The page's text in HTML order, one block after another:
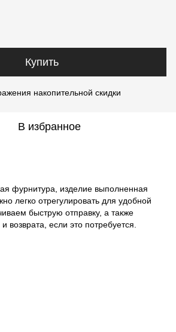
Купить
накопительной скидки
В избранное
фурнитура, изделие выполненная
легко отрегулировать для удобной
быструю отправку, а также
возврата, если это потребуется.